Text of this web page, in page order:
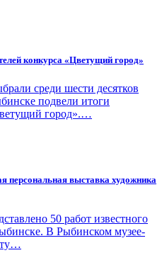
конкурса «Цветущий город»
среди шести десятков
подвели итоги
город».…
персональная выставка художника
50 работ известного
В Рыбинском музее-